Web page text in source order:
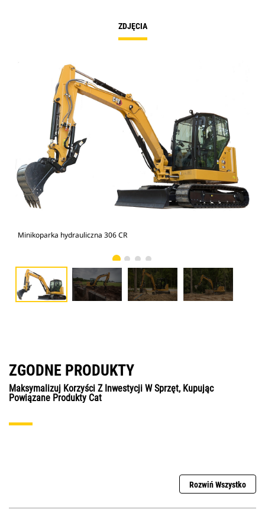
ZDJĘCIA
Minikoparka hydrauliczna 306 CR
ZGODNE PRODUKTY
Maksymalizuj Korzyści Z Inwestycji W Sprzęt, Kupując
Powiązane Produkty Cat
Rozwiń Wszystko